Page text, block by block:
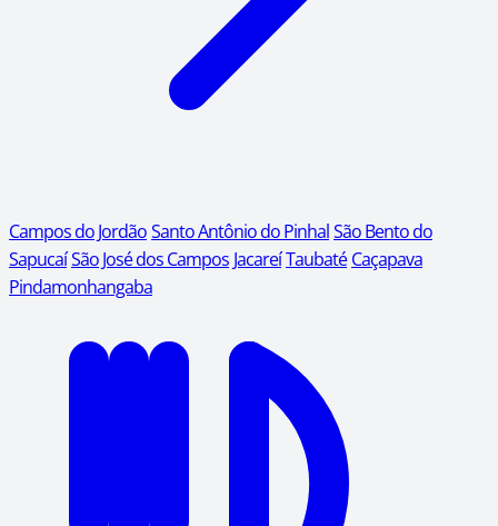
Campos do JordãoSanto Antônio do PinhalSão Bento do
SapucaíSão José dos Campos JacareíTaubaté Caçapava
Pindamonhangaba